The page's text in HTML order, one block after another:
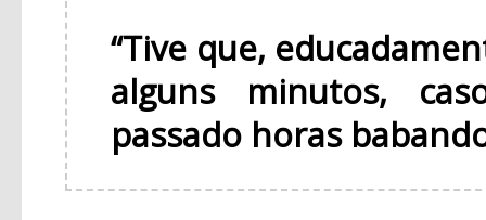
“Tive que,
alguns minutos,
passado horas